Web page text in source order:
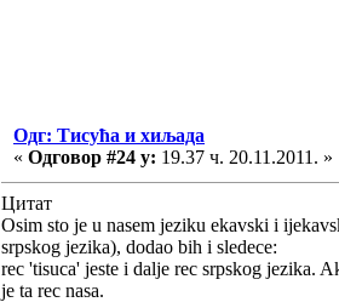
Одг: Тисућа и хиљада
« Одговор #24 у: 19.37 ч. 20.11.2011. »
Цитат
Osim sto je u nasem jeziku ekavski i
srpskog jezika), dodao bih i sledece:
rec 'tisuca' jeste i dalje rec srpskog jezika.
je ta rec nasa.